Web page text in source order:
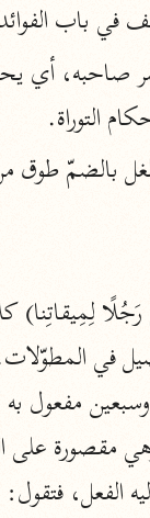
لغة
في باب
التوراة.
فتقول: